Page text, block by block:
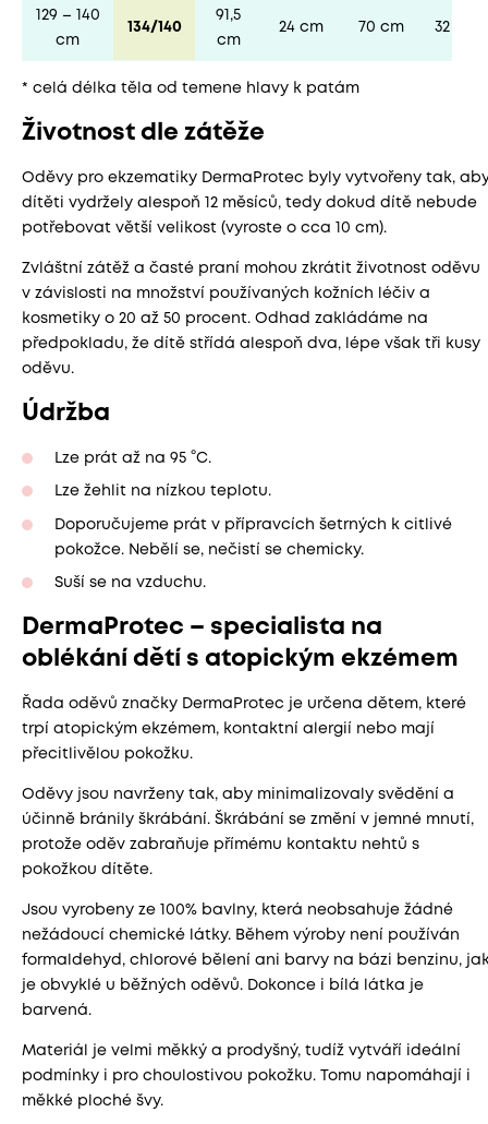
129 – 140
cm
134/140
91,5
cm
24 cm 70 cm 32 cm
* celá délka těla od temene hlavy k patám
Životnost dle zátěže
Oděvy pro ekzematiky DermaProtec byly vytvořeny tak,
dítěti vydržely alespoň 12 měsíců, tedy dokud dítě nebude
potřebovat větší velikost (vyroste o cca 10 cm).
Zvláštní zátěž a časté praní mohou zkrátit životnost oděvu
v závislosti na množství používaných kožních léčiv a
kosmetiky o 20 až 50 procent. Odhad zakládáme na
předpokladu, že dítě střídá alespoň dva, lépe však tři kusy
oděvu.
Údržba
Lze prát až na 95 °C.
Lze žehlit na nízkou teplotu.
Doporučujeme prát v přípravcích šetrných k citlivé
pokožce. Nebělí se, nečistí se chemicky.
Suší se na vzduchu.
DermaProtec – specialista na
oblékání dětí s atopickým ekzémem
Řada oděvů značky DermaProtec je určena dětem, které
trpí atopickým ekzémem, kontaktní alergií nebo mají
přecitlivělou pokožku.
Oděvy jsou navrženy tak, aby minimalizovaly svědění a
účinně bránily škrábání. Škrábání se změní v jemné mnutí,
protože oděv zabraňuje přímému kontaktu nehtů s
pokožkou dítěte.
Jsou vyrobeny ze 100% bavlny, která neobsahuje žádné
nežádoucí chemické látky. Během výroby není používán
formaldehyd, chlorové bělení ani barvy na bázi benzinu,
je obvyklé u běžných oděvů. Dokonce i bílá látka je
barvená.
Materiál je velmi měkký a prodyšný, tudíž vytváří ideální
podmínky i pro choulostivou pokožku. Tomu napomáhají i
měkké ploché švy.